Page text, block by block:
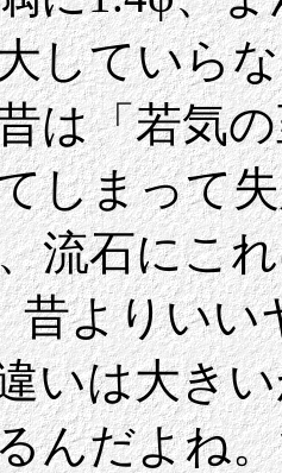
していら
は「若気
しまって
流石にこ
昔よりい
いは大き
んだよね